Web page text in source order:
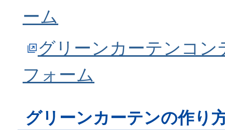
ーム
グリーンカーテンコン
フォーム
グリーンカーテンの作り